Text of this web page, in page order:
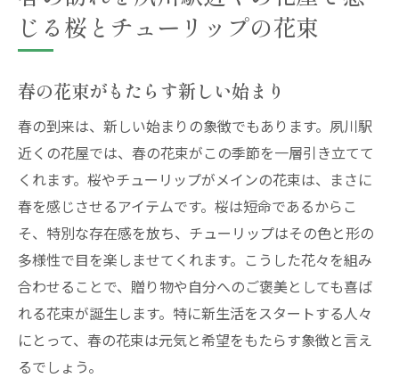
じる桜とチューリップの花束
春の花束がもたらす新しい始まり
春の到来は、新しい始まりの象徴でもあります。夙川駅
近くの花屋では、春の花束がこの季節を一層引き立てて
くれます。桜やチューリップがメインの花束は、まさに
春を感じさせるアイテムです。桜は短命であるからこ
そ、特別な存在感を放ち、チューリップはその色と形の
多様性で目を楽しませてくれます。こうした花々を組み
合わせることで、贈り物や自分へのご褒美としても喜ば
れる花束が誕生します。特に新生活をスタートする人々
にとって、春の花束は元気と希望をもたらす象徴と言え
るでしょう。